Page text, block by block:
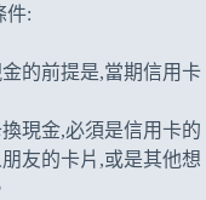
件:
的前提是,當期信用卡
現金,必須是信用卡的
友的卡片,或是其他想